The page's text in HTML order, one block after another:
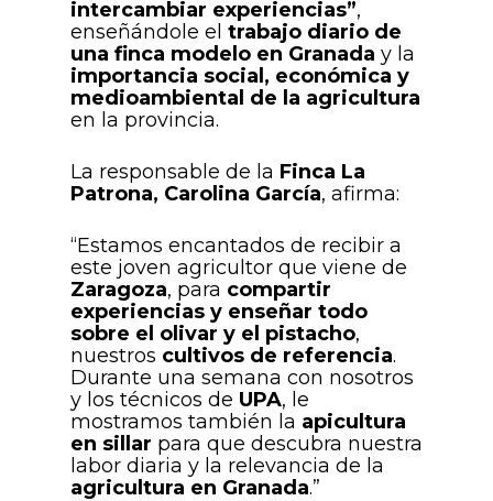
intercambiar experiencias”,
enseñándole el trabajo diario de
una finca modelo en Granada y la
importancia social, económica y
medioambiental de la agricultura
en la provincia.
La responsable de la Finca La
Patrona, Carolina García, afirma:
“Estamos encantados de recibir a
este joven agricultor que viene de
Zaragoza, para compartir
experiencias y enseñar todo
sobre el olivar y el pistacho,
nuestros cultivos de referencia.
Durante una semana con nosotros
y los técnicos de UPA, le
mostramos también la apicultura
en sillar para que descubra nuestra
labor diaria y la relevancia de la
agricultura en Granada.”